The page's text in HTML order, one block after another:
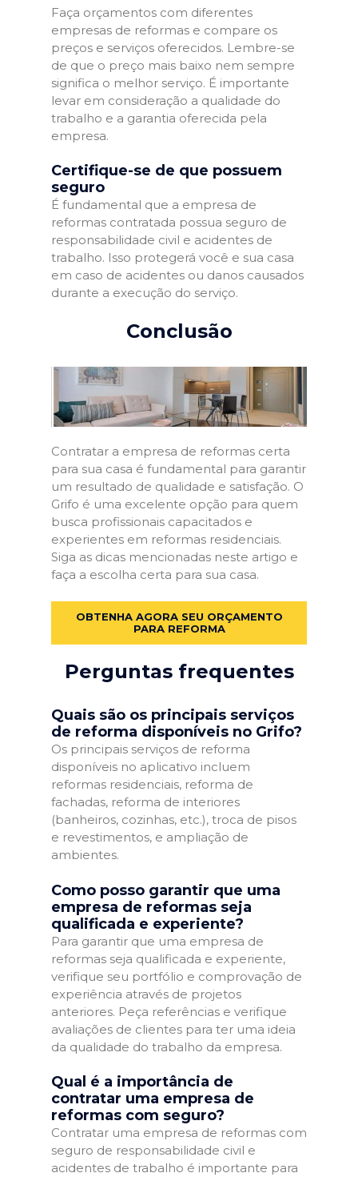
Faça orçamentos com diferentes
empresas de reformas e compare os
preços e serviços oferecidos. Lembre-se
de que o preço mais baixo nem sempre
significa o melhor serviço. É importante
levar em consideração a qualidade do
trabalho e a garantia oferecida pela
empresa.
Certifique-se de que possuem
seguro
É fundamental que a empresa de
reformas contratada possua seguro de
responsabilidade civil e acidentes de
trabalho. Isso protegerá você e sua casa
em caso de acidentes ou danos causados
durante a execução do serviço.
Conclusão
Contratar a empresa de reformas certa
para sua casa é fundamental para garantir
um resultado de qualidade e satisfação. O
Grifo é uma excelente opção para quem
busca profissionais capacitados e
experientes em reformas residenciais.
Siga as dicas mencionadas neste artigo e
faça a escolha certa para sua casa.
OBTENHA AGORA SEU ORÇAMENTO
PARA REFORMA
Perguntas frequentes
Quais são os principais serviços
de reforma disponíveis no Grifo?
Os principais serviços de reforma
disponíveis no aplicativo incluem
reformas residenciais, reforma de
fachadas, reforma de interiores
(banheiros, cozinhas, etc.), troca de pisos
e revestimentos, e ampliação de
ambientes.
Como posso garantir que uma
empresa de reformas seja
qualificada e experiente?
Para garantir que uma empresa de
reformas seja qualificada e experiente,
verifique seu portfólio e comprovação de
experiência através de projetos
anteriores. Peça referências e verifique
avaliações de clientes para ter uma ideia
da qualidade do trabalho da empresa.
Qual é a importância de
contratar uma empresa de
reformas com seguro?
Contratar uma empresa de reformas com
seguro de responsabilidade civil e
acidentes de trabalho é importante para